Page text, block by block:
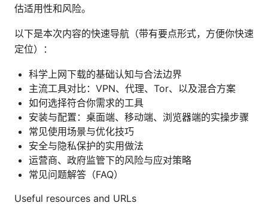
估适用性和风险。
以下是本次内容的快速导航（带有要点形式，方便你快速
定位）：
科学上网下载的基础认知与合法边界
主流工具对比：VPN、代理、Tor、以及混合方案
如何选择符合你需求的工具
安装与配置：桌面端、移动端、浏览器端的实操步骤
常见使用场景与优化技巧
安全与隐私保护的实用做法
运营商、政府监管下的风险与应对策略
常见问题解答（FAQ）
Useful resources and URLs